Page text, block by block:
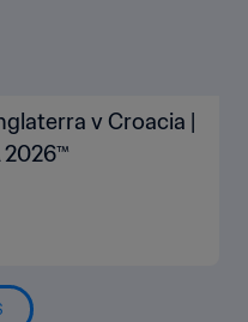
v Croacia |
2026™